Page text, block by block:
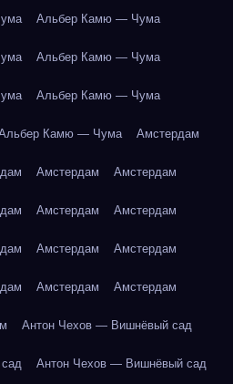
Альбер Камю — Чума
Альбер Камю — Чума
Альбер Камю — Чума
Камю — Чума Амстердам
Амстердам Амстердам
Амстердам Амстердам
Амстердам Амстердам
Амстердам Амстердам
Антон Чехов — Вишнёвый сад
Антон Чехов — Вишнёвый сад